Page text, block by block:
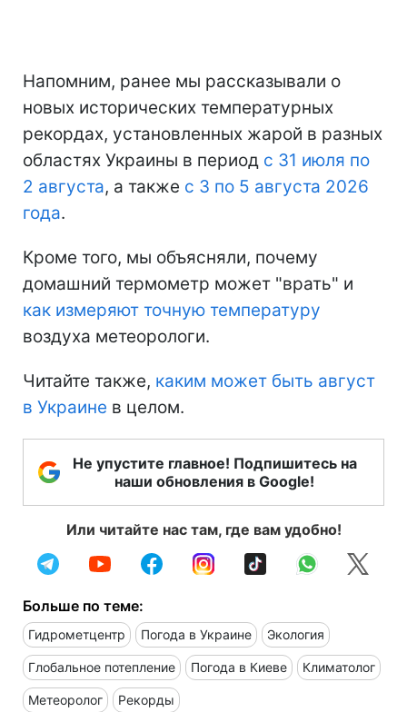
Напомним, ранее мы рассказывали о
новых исторических температурных
рекордах, установленных жарой в разных
областях Украины в период с 31 июля по
2 августа, а также с 3 по 5 августа 2026
года.
Кроме того, мы объясняли, почему
домашний термометр может "врать" и
как измеряют точную температуру
воздуха метеорологи.
Читайте также, каким может быть август
в Украине в целом.
Не упустите главное! Подпишитесь на
наши обновления в Google!
Или читайте нас там, где вам удобно!
Больше по теме:
Гидрометцентр Погода в Украине Экология
Глобальное потепление Погода в Киеве Климатолог
Метеоролог Рекорды